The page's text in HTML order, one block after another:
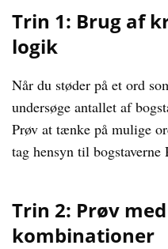
Trin 1: Brug af
logik
Når du støder på et ord
undersøge antallet af
Prøv at tænke på mulige
tag hensyn til
Trin 2: Prøv
kombinationer